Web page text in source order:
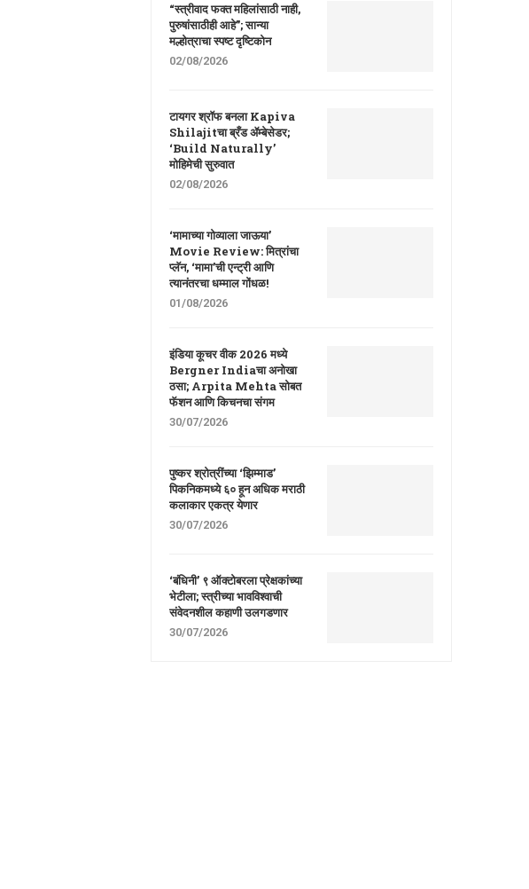
“स्त्रीवाद फक्त महिलांसाठी नाही,
पुरुषांसाठीही आहे”; सान्या
मल्होत्राचा स्पष्ट दृष्टिकोन
02/08/2026
टायगर श्रॉफ बनला Kapiva
Shilajitचा ब्रँड ॲम्बेसेडर;
‘Build Naturally’
मोहिमेची सुरुवात
02/08/2026
‘मामाच्या गोव्याला जाऊया’
Movie Review: मित्रांचा
प्लॅन, ‘मामा’ची एन्ट्री आणि
त्यानंतरचा धम्माल गोंधळ!
01/08/2026
इंडिया कूचर वीक 2026 मध्ये
Bergner Indiaचा अनोखा
ठसा; Arpita Mehta सोबत
फॅशन आणि किचनचा संगम
30/07/2026
पुष्कर श्रोत्रींच्या ‘झिम्माड’
पिकनिकमध्ये ६० हून अधिक मराठी
कलाकार एकत्र येणार
30/07/2026
‘बंधिनी’ ९ ऑक्टोबरला प्रेक्षकांच्या
भेटीला; स्त्रीच्या भावविश्वाची
संवेदनशील कहाणी उलगडणार
30/07/2026